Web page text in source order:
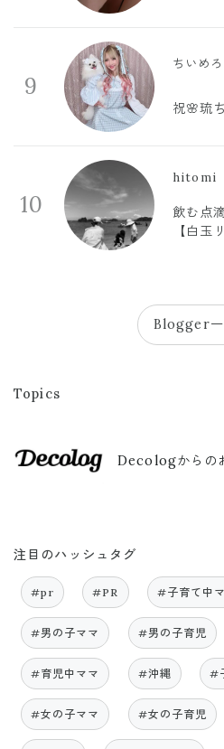
9
ちいめろ
祝🌸琉
10
hitomi
飲む点
【白玉
Blogger一
Topics
Decologからの
注目のハッシュタグ
#pr #PR #子育て中
#男の子ママ #男の子育児
#育児中ママ #沖縄 #
#女の子ママ #女の子育児